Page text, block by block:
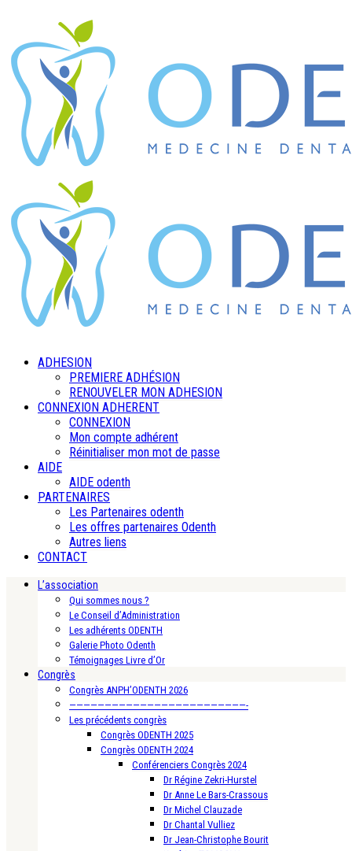
ADHESION
PREMIERE ADHÉSION
RENOUVELER MON ADHESION
CONNEXION ADHERENT
CONNEXION
Mon compte adhérent
Réinitialiser mon mot de passe
AIDE
AIDE odenth
PARTENAIRES
Les Partenaires odenth
Les offres partenaires Odenth
Autres liens
CONTACT
L’association
Qui sommes nous ?
Le Conseil d’Administration
Les adhérents ODENTH
Galerie Photo Odenth
Témoignages Livre d’Or
Congrès
Congrès ANPH’ODENTH 2026
—————————————————————————-
Les précédents congrès
Congrès ODENTH 2025
Congrès ODENTH 2024
Conférenciers Congrès 2024
Dr Régine Zekri-Hurstel
Dr Anne Le Bars-Crassous
Dr Michel Clauzade
Dr Chantal Vulliez
Dr Jean-Christophe Bourit